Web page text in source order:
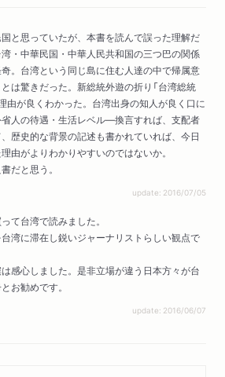
と思っていたが、本書を読んで誤った理解だ
・中華民国・中華人民共和国の三つ巴の関係
。台湾という同じ島に住む人達の中で帰属意
は驚きだった。新総統外遊の折り「台湾総統
由が良くわかった。台湾出身の知人が良く口に
人の待遇・生活レベル―換言すれば、支配者
歴史的な背景の記述も書かれていれば、今日
由がよりわかりやすいのではないか。
だと思う。
update: 2016/07/05
て台湾で読みました。
湾に滞在し鋭いジャーナリストらしい観点で
感心しました。是非立場が違う日本方々が台
お勧めです。
update: 2016/06/07